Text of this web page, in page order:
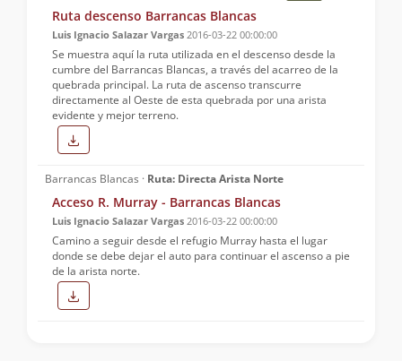
Ruta descenso Barrancas Blancas
Luis Ignacio Salazar Vargas 2016-03-22 00:00:00
Se muestra aquí la ruta utilizada en el descenso desde la
cumbre del Barrancas Blancas, a través del acarreo de la
quebrada principal. La ruta de ascenso transcurre
directamente al Oeste de esta quebrada por una arista
evidente y mejor terreno.
Barrancas Blancas · Ruta: Directa Arista Norte
Acceso R. Murray - Barrancas Blancas
Luis Ignacio Salazar Vargas 2016-03-22 00:00:00
Camino a seguir desde el refugio Murray hasta el lugar
donde se debe dejar el auto para continuar el ascenso a pie
de la arista norte.